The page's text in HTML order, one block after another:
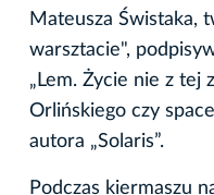
Mateusza Świstaka,
warsztacie",
„Lem. Życie nie z tej
Orlińskiego czy
autora „Solaris”.
Podczas kiermaszu